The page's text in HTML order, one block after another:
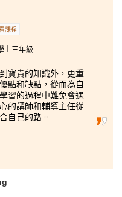
課程
士三年級
寶貴的知識外，更重
點和缺點，從而為自
習的過程中難免會遇
的講師和輔導主任從
自己的路。